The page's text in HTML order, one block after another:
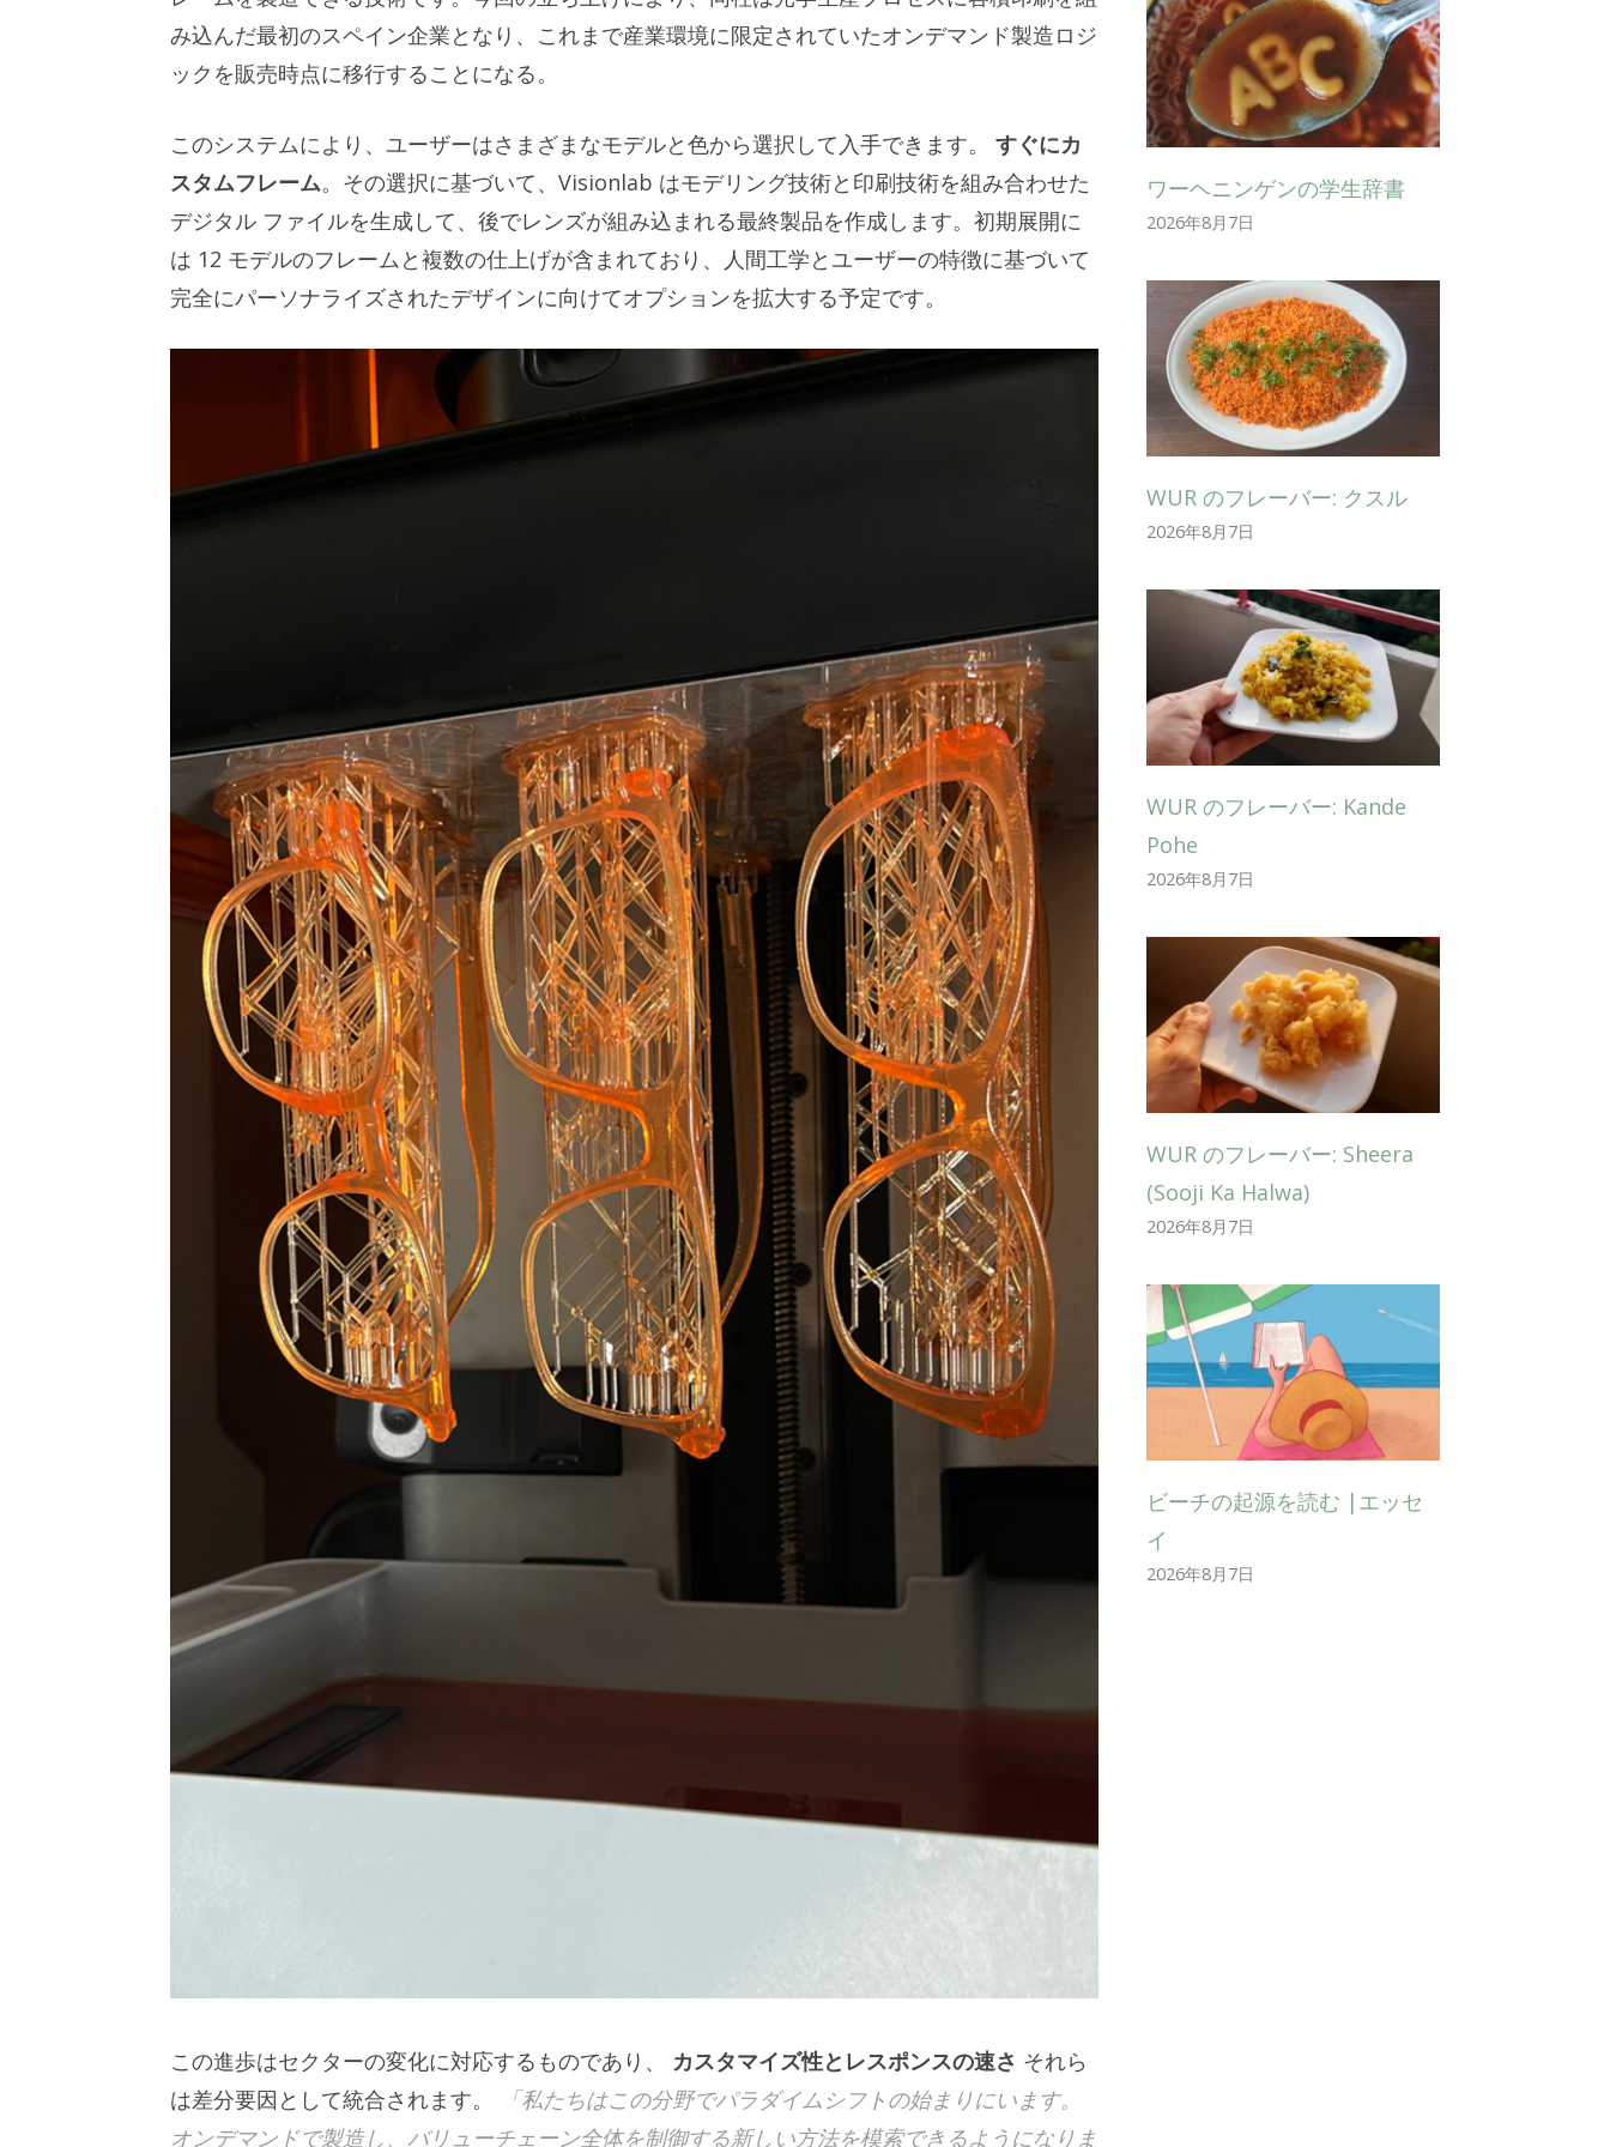
み込んだ最初のスペイン企業となり、これまで産業環境に限定されていたオンデマンド製造ロジ
ックを販売時点に移行することになる。
このシステムにより、ユーザーはさまざまなモデルと色から選択して入手できます。 すぐにカ
スタムフレーム。その選択に基づいて、Visionlab はモデリング技術と印刷技術を組み合わせた
デジタル ファイルを生成して、後でレンズが組み込まれる最終製品を作成します。初期展開に
は 12 モデルのフレームと複数の仕上げが含まれており、人間工学とユーザーの特徴に基づいて
完全にパーソナライズされたデザインに向けてオプションを拡大する予定です。
この進歩はセクターの変化に対応するものであり、 カスタマイズ性とレスポンスの速さ それら
は差分要因として統合されます。
「私たちはこの分野でパラダイムシフトの始まりにいます。
オンデマンドで製造し、バリューチェーン全体を制御する新しい方法を模索できるようになりま
ワーヘニンゲンの学生辞書
2026年8月7日
WUR のフレーバー: クスル
2026年8月7日
WUR のフレーバー: Kande
Pohe
2026年8月7日
WUR のフレーバー: Sheera
(Sooji Ka Halwa)
2026年8月7日
ビーチの起源を読む |エッセ
イ
2026年8月7日